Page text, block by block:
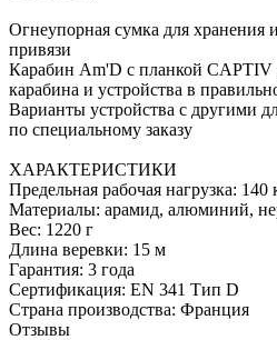
Огнеупорная сумка для хранения
привязи
Карабин Am'D c планкой CAPTIV
карабина и устройства в
Варианты устройства с другими
по специальному заказу
ХАРАКТЕРИСТИКИ
Предельная рабочая нагрузка: 140
Материалы: арамид, алюминий,
Вес: 1220 г
Длина веревки: 15 м
Гарантия: 3 года
Сертификация: EN 341 Тип D
Страна производства: Франция
Отзывы